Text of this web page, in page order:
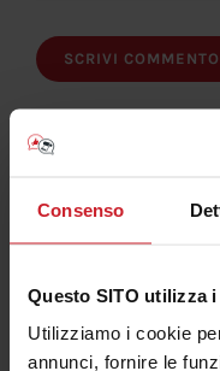
Consenso
Questo SITO utilizza
Utilizziamo i cookie
annunci, fornire le
Iscriviti al Canale